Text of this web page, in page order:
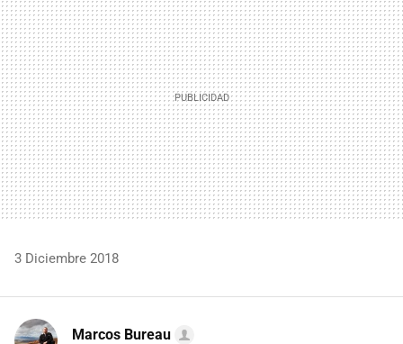
3 Diciembre 2018
Marcos Bureau